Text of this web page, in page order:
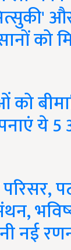
को
ये
नई